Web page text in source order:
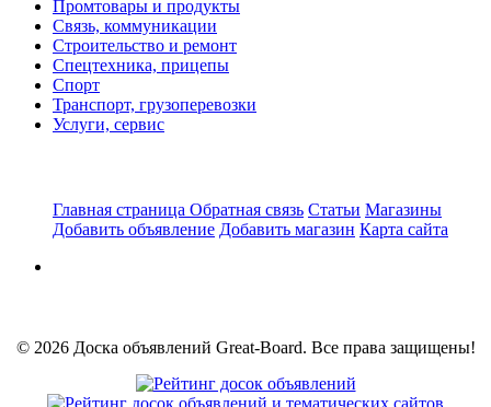
Промтовары и продукты
Связь, коммуникации
Строительство и ремонт
Спецтехника, прицепы
Спорт
Транспорт, грузоперевозки
Услуги, сервис
Главная страница Обратная связь Статьи Магазины
Добавить объявление Добавить магазин Карта сайта
© 2026 Доска объявлений Great-Board. Все права защищены!